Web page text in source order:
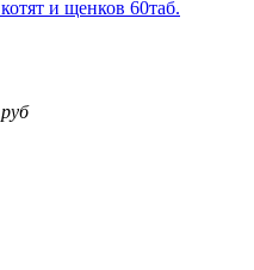
руб